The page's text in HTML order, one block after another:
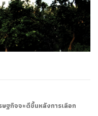
ฐกิจจะดีขึ้นหลังการเลือก